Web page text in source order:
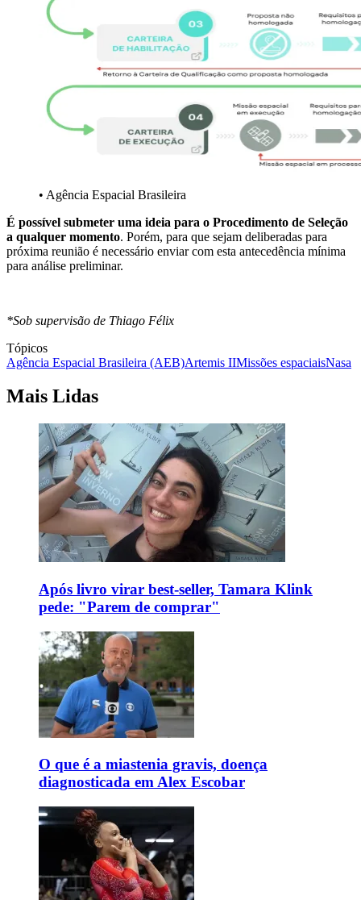
• Agência Espacial Brasileira
É possível submeter uma ideia para o Procedimento de Seleção
a qualquer momento. Porém, para que sejam deliberadas para
próxima reunião é necessário enviar com esta antecedência mínima
para análise preliminar.
*Sob supervisão de Thiago Félix
Tópicos
Agência Espacial Brasileira (AEB)Artemis IIMissões espaciaisNasa
Mais Lidas
Após livro virar best-seller, Tamara Klink
pede: "Parem de comprar"
O que é a miastenia gravis, doença
diagnosticada em Alex Escobar